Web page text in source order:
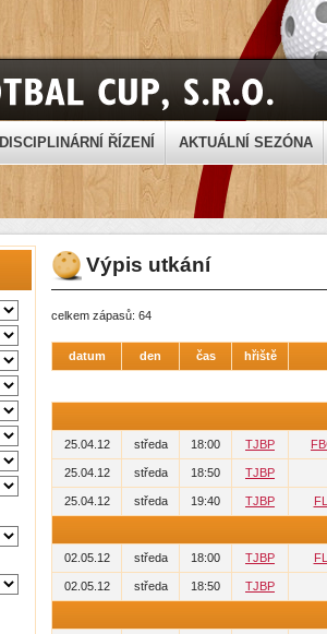
DISCIPLINÁRNÍ ŘÍZENÍ AKTUÁLNÍ SEZÓNA
Výpis utkání
celkem zápasů: 64
datum den čas hřiště
25.04.12 středa 18:00 TJBP
25.04.12 středa 18:50 TJBP
25.04.12 středa 19:40 TJBP
02.05.12 středa 18:00 TJBP
02.05.12 středa 18:50 TJBP